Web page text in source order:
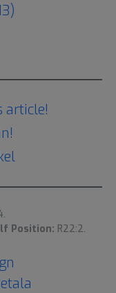
article!
Position: R22:2.